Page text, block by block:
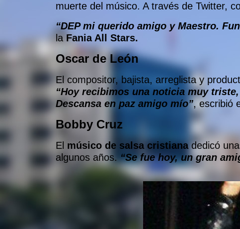
muerte del músico. A través de Twitter,
“DEP mi querido amigo y Maestro.
la Fania All Stars.
Oscar de León
El compositor, bajista, arreglista y
“Hoy recibimos una noticia muy
Descansa en paz amigo mío”, escribió
Bobby Cruz
El músico de salsa cristianadedicó
algunos años.“Se fue hoy, un gran